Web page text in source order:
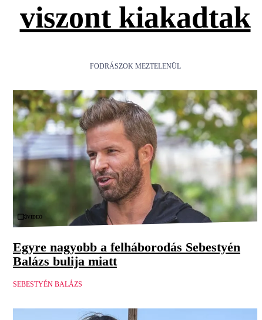
viszont kiakadtak
FODRÁSZOK MEZTELENÜL
Videó
Egyre nagyobb a felháborodás Sebestyén
Balázs bulija miatt
SEBESTYÉN BALÁZS